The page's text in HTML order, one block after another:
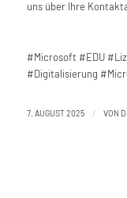
uns über Ihre
#Microsoft #EDU
#Digitalisierung
7. AUGUST 2025 / VON